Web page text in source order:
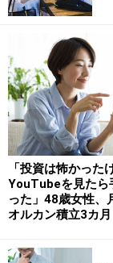
が限られてい
め、手元に残
くいと感じる」
「お金が
る」
普段の暮らしに
事を済ませ、散
識しています。
楽しんだり。
スで生活できて
「投資は怖かった
YouTubeを見たら
った」48歳女性、
オルカン積立3カ月